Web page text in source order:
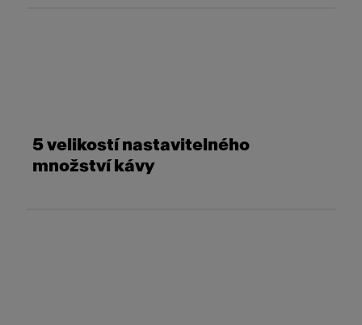
5 velikostí nastavitelného
množství kávy